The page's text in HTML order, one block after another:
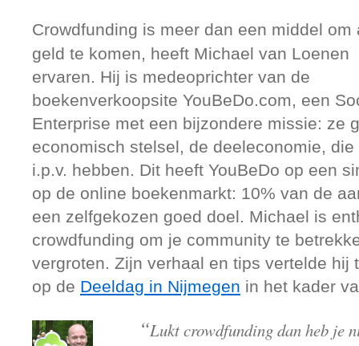
Crowdfunding is meer dan een middel om
geld te komen, heeft Michael van Loenen
ervaren. Hij is medeoprichter van de
boekenverkoopsite YouBeDo.com, een
Enterprise met een bijzondere missie: ze
economisch stelsel, de deeleconomie,
i.p.v. hebben. Dit heeft YouBeDo op een
op de online boekenmarkt: 10% van de
een zelfgekozen goed doel. Michael is
crowdfunding om je community te
vergroten. Zijn verhaal en tips vertelde hij
op de Deeldag in Nijmegen in het kader
“Lukt crowdfunding dan heb je